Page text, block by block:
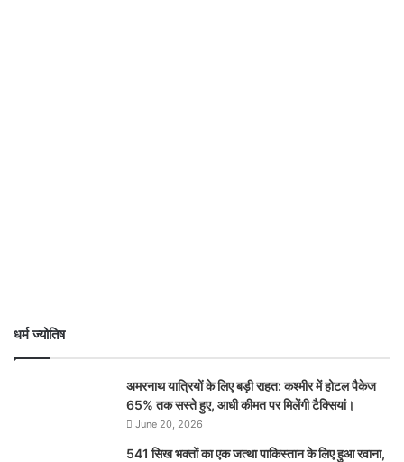
धर्म ज्योतिष
अमरनाथ यात्रियों के लिए बड़ी राहत: कश्मीर में होटल पैकेज
65% तक सस्ते हुए, आधी कीमत पर मिलेंगी टैक्सियां।
June 20, 2026
541 सिख भक्तों का एक जत्था पाकिस्तान के लिए हुआ रवाना,